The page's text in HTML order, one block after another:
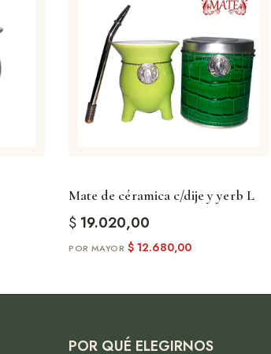
Mate de céramica c/dije y yerb L
$ 19.020,00
$ 12.680,00
POR QUÉ ELEGIRNOS